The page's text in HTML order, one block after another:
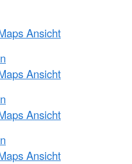
Ansicht
Ansicht
Ansicht
Ansicht